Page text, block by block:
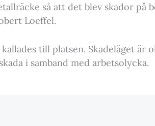
så att det blev skador på
Loeffel.
till platsen. Skadeläget är
i samband med arbetsolycka.